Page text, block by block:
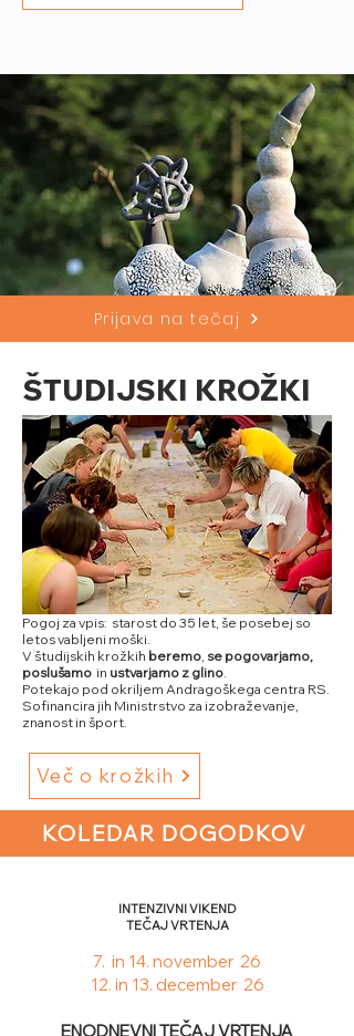
Prijava na tečaj
ŠTUDIJSKI KROŽKI
Pogoj za vpis: starost do 35 let, še posebej so
letos vabljeni moški.
V študijskih krožkih beremo, se pogovarjamo,
poslušamo in ustvarjamo z glino.
Potekajo pod okriljem Andragoškega centra RS.
Sofinancira jih Ministrstvo za izobraževanje,
znanost in šport.
Več o krožkih
KOLEDAR DOGODKOV
INTENZIVNI VIKEND
TEČAJ VRTENJA
​​​7. in 14. november 26
12. in 13. december 26
ENODNEVNI TEČAJ VRTENJA